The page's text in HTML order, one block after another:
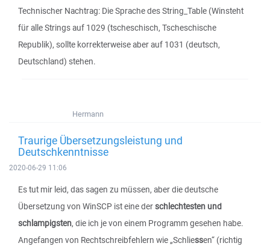
Technischer Nachtrag: Die Sprache des String_Table (Winsteht
für alle Strings auf 1029 (tscheschisch, Tscheschische
Republik), sollte korrekterweise aber auf 1031 (deutsch,
Deutschland) stehen.
Hermann
Traurige Übersetzungsleistung und
Deutschkenntnisse
2020-06-29 11:06
Es tut mir leid, das sagen zu müssen, aber die deutsche
Übersetzung von WinSCP ist eine derschlechtesten und
schlampigsten, die ich je von einem Programm gesehen habe.
Angefangen von Rechtschreibfehlern wie „Schliessen“ (richtig